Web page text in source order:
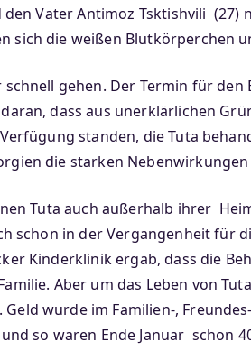
den Vater Antimoz Tsktishvili
sich die weißen
schnell gehen. Der Termin für
dass aus unerklärlichen
standen, die Tuta
die starken
Tuta auch außerhalb ihrer
schon in der Vergangenheit für
Kinderklinik ergab, dass die
Aber um das Leben von
wurde im Familien-,
so waren Ende Januar schon